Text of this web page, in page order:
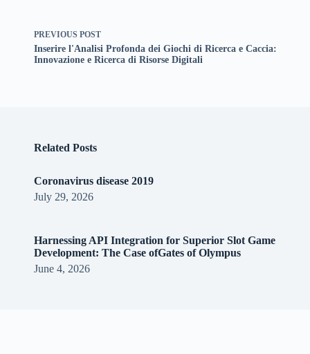
PREVIOUS POST
Inserire l'Analisi Profonda dei Giochi di Ricerca e Caccia:
Innovazione e Ricerca di Risorse Digitali
Related Posts
Coronavirus disease 2019
July 29, 2026
Harnessing API Integration for Superior Slot Game
Development: The Case ofGates of Olympus
June 4, 2026